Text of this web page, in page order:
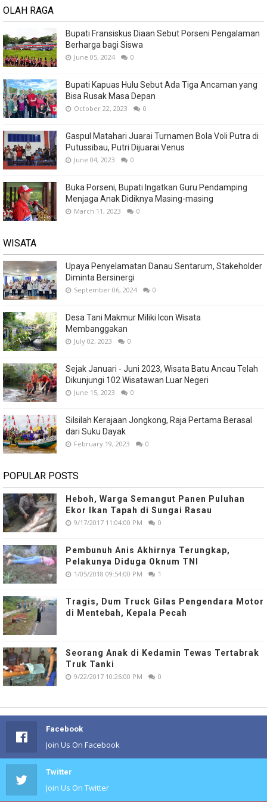
OLAH RAGA
Bupati Fransiskus Diaan Sebut Porseni Pengalaman
Berharga bagi Siswa
June 05, 2024 0
Bupati Kapuas Hulu Sebut Ada Tiga Ancaman yang
Bisa Rusak Masa Depan
October 22, 2023 0
Gaspul Matahari Juarai Turnamen Bola Voli Putra di
Putussibau, Putri Dijuarai Venus
June 04, 2023 0
Buka Porseni, Bupati Ingatkan Guru Pendamping
Menjaga Anak Didiknya Masing-masing
March 11, 2023 0
WISATA
Upaya Penyelamatan Danau Sentarum, Stakeholder
Diminta Bersinergi
September 06, 2024 0
Desa Tani Makmur Miliki Icon Wisata
Membanggakan
July 02, 2023 0
Sejak Januari - Juni 2023, Wisata Batu Ancau Telah
Dikunjungi 102 Wisatawan Luar Negeri
June 15, 2023 0
Silsilah Kerajaan Jongkong, Raja Pertama Berasal
dari Suku Dayak
February 19, 2023 0
POPULAR POSTS
Heboh, Warga Semangut Panen Puluhan
Ekor Ikan Tapah di Sungai Rasau
9/17/2017 11:04:00 PM 0
Pembunuh Anis Akhirnya Terungkap,
Pelakunya Diduga Oknum TNI
1/05/2018 09:54:00 PM 1
Tragis, Dum Truck Gilas Pengendara Motor
di Mentebah, Kepala Pecah
Seorang Anak di Kedamin Tewas Tertabrak
Truk Tanki
9/22/2017 10:26:00 PM 0
Facebook
Join Us On Facebook
Twitter
Join Us On Twitter